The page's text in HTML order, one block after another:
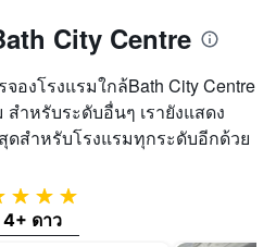
City Centre
องโรงแรมใกล้Bath City Centre
ำหรับระดับอื่นๆ เรายังแสดง
สำหรับโรงแรมทุกระดับอีกด้วย
4 ดาว
4+ ดาว